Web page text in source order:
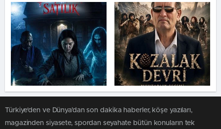
Türkiye'den ve Dünya’dan son dakika haberler, köşe yazıları,
magazinden siyasete, spordan seyahate bütün konuların tek